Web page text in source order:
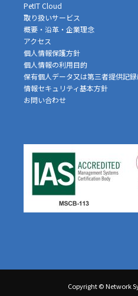
PetIT Cloud
取り扱いサービス
概要・沿革・企業理念
アクセス
個人情報保護方針
個人情報の利用目的
保有個人データ又は第三者提供記
情報セキュリティ基本方針
お問い合わせ
Copyright © Network